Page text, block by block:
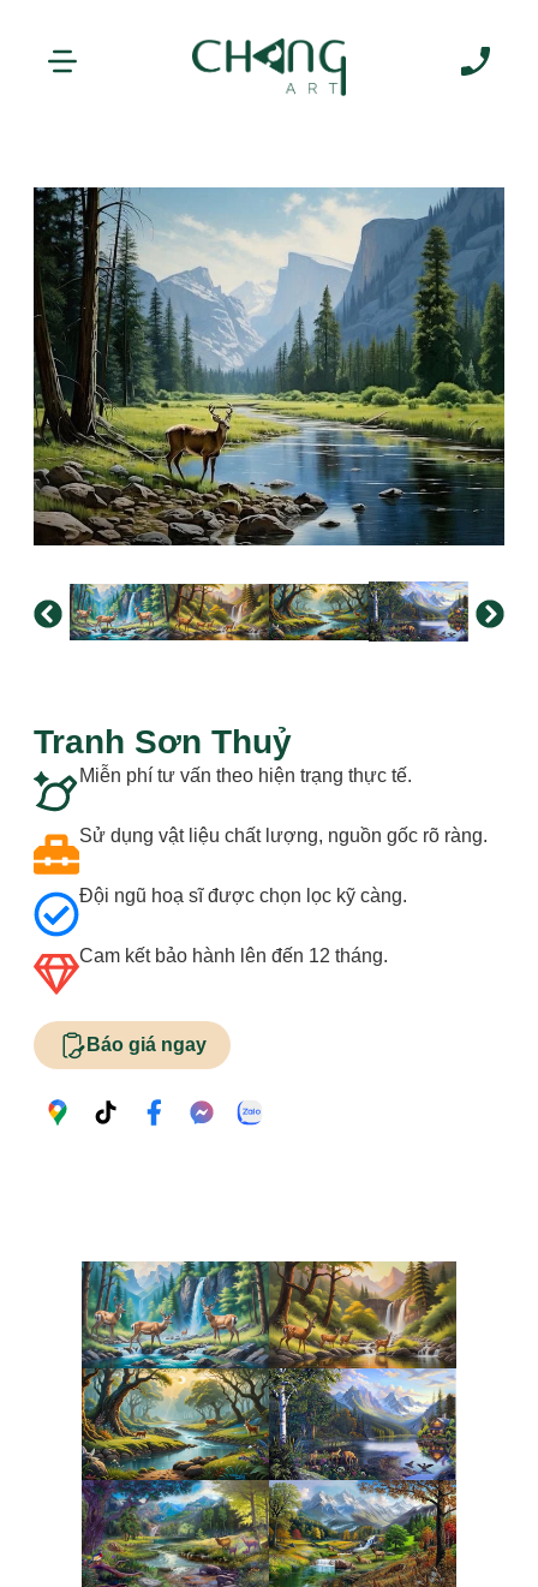
Dự án
Thư viện
Báo giá
Tin tức
Tranh Sơn Thuỷ
Miễn phí tư vấn theo hiện trạng thực tế.
Sử dụng vật liệu chất lượng, nguồn gốc rõ ràng.
Đội ngũ hoạ sĩ được chọn lọc kỹ càng.
Cam kết bảo hành lên đến 12 tháng.
Báo giá ngay